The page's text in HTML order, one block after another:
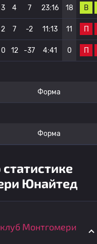
3 4 7 23:16 18 В
2 7 -2 11:13 11 П
0 12 -37 4:41 0 П
Форма
Форма
Юнайтед
Монтгомери